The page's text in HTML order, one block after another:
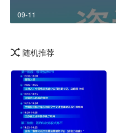
09-11
随机推荐